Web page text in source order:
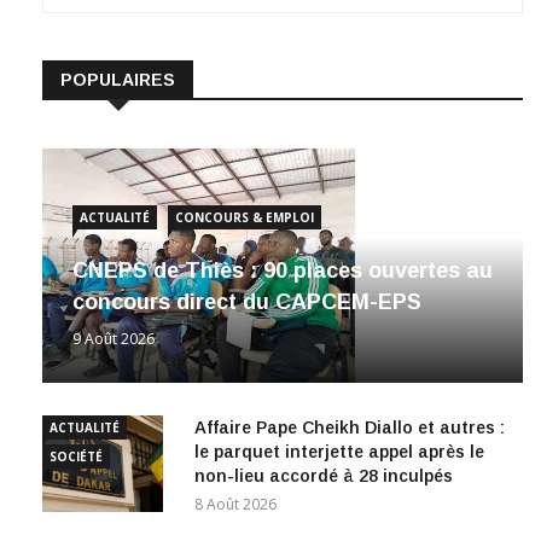
POPULAIRES
ACTUALITÉ CONCOURS & EMPLOI
CNEPS de Thiès : 90 places ouvertes au
concours direct du CAPCEM-EPS
9 Août 2026
ACTUALITÉ
SOCIÉTÉ
Affaire Pape Cheikh Diallo et autres :
le parquet interjette appel après le
non-lieu accordé à 28 inculpés
8 Août 2026